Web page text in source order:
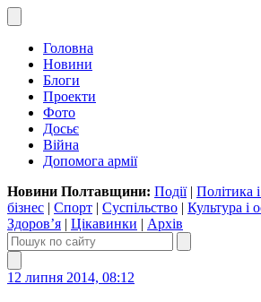
Головна
Новини
Блоги
Проекти
Фото
Досьє
Війна
Допомога армії
Новини Полтавщини: Події| Політика
бізнес | Спорт | Суспільство | Культура і
Здоров’я | Цікавинки | Архів
12 липня 2014, 08:12